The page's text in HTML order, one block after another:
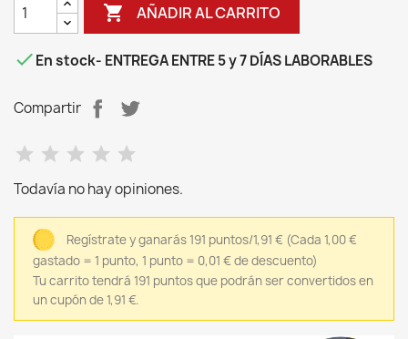
 AÑADIR AL CARRITO
En stock- ENTREGA ENTRE 5 y 7 DÍAS LABORABLES
Compartir
Todavía no hay opiniones.
Regístrate y ganarás 191 puntos/1,91 € (Cada 1,00 €
gastado = 1 punto, 1 punto = 0,01 € de descuento)
Tu carrito tendrá 191 puntos que podrán ser convertidos en
un cupón de 1,91 €.